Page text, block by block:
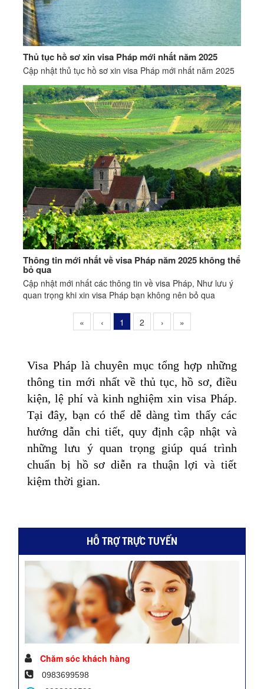
Thủ tục hồ sơ xin visa Pháp mới nhất năm 2025
Cập nhật thủ tục hồ sơ xin visa Pháp mới nhất năm 2025
Thông tin mới nhất về visa Pháp năm 2025 không thể
bỏ qua
Cập nhật mới nhất các thông tin về visa Pháp, Như lưu ý
quan trọng khi xin visa Pháp bạn không nên bỏ qua
« ‹ 1 2 › »
Visa Pháp là chuyên mục tổng hợp những
thông tin mới nhất về thủ tục, hồ sơ, điều
kiện, lệ phí và kinh nghiệm xin visa Pháp.
Tại đây, bạn có thể dễ dàng tìm thấy các
hướng dẫn chi tiết, quy định cập nhật và
những lưu ý quan trọng giúp quá trình
chuẩn bị hồ sơ diễn ra thuận lợi và tiết
kiệm thời gian.
HỖ TRỢ TRỰC TUYẾN
Chăm sóc khách hàng
0983699598